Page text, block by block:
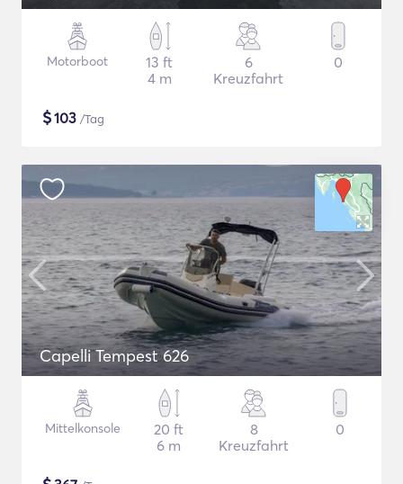
Motorboot
13 ft
4 m
6
Kreuzfahrt
0
$103 /Tag
Capelli Tempest 626
Mittelkonsole
20 ft
6 m
8
Kreuzfahrt
0